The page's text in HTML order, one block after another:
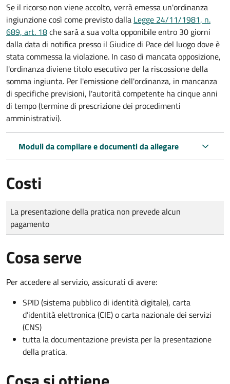
Se il ricorso non viene accolto, verrà emessa un'ordinanza
ingiunzione così come previsto dalla Legge 24/11/1981, n.
689, art. 18che sarà a sua volta opponibile entro 30 giorni
dalla data di notifica presso il Giudice di Pace del luogo dove è
stata commessa la violazione. In caso di mancata opposizione,
l'ordinanza diviene titolo esecutivo per la riscossione della
somma ingiunta. Per l'emissione dell'ordinanza, in mancanza
di specifiche previsioni, l'autorità competente ha cinque anni
di tempo (termine di prescrizione dei procedimenti
amministrativi).
Moduli da compilare e documenti da allegare
Costi
Tipo di pagamento
Importo
La presentazione della pratica non prevede alcun
pagamento
Cosa serve
Per accedere al servizio, assicurati di avere:
SPID (sistema pubblico di identità digitale), carta
d’identità elettronica (CIE) o carta nazionale dei servizi
(CNS)
tutta la documentazione prevista per la presentazione
della pratica.